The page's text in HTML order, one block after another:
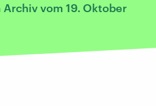
vom 19. Oktober